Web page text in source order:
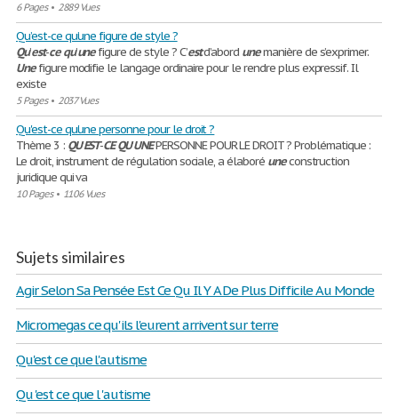
6 Pages• 2889 Vues
Qu’est-ce qu’une figure de style ?
Qu’est-ce qu’unefigure de style ? C’estd’abord unemanière de s’exprimer.
Unefigure modifie le langage ordinaire pour le rendre plus expressif. Il
existe
5 Pages• 2037 Vues
Qu'est-ce qu'une personne pour le droit ?
Thème 3 : QU'EST-CE QU'UNEPERSONNE POUR LE DROIT ? Problématique :
Le droit, instrument de régulation sociale, a élaboré uneconstruction
juridique qui va
10 Pages• 1106 Vues
Sujets similaires
Agir Selon Sa Pensée Est Ce Qu Il Y A De Plus Difficile Au Monde
Micromegas ce qu'ils l'eurent arrivent sur terre
Qu'est ce que l'autisme
Qu 'est ce que l 'autisme